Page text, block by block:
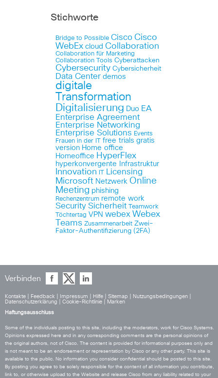
Stichworte
Bridge to Possible Cisco Cisco
WebEx cloud Collaboration
Collaboration für Marketing
Collaboration Tools Cyberattacken
Cybersecurity Cybersicherheit
Data Center demos
digitale
Transformation
Digitalisierung Duo EA
Enterprise Agreement
Enterprise Networking
Enterprise Solutions Events
Frauen in der IT free trials gratis
version Home office
Homeoffice HyperFlex
hyperkonvergente Infrastruktur
Innovation IT Licensing
Microsoft Netzwerk Online
Meeting phishing
Rechenzentrum remote work
Security Sicherheit Teamwork
Töchtertag VPN webex Webex
Teams Zusammenarbeit Zwei-
Faktor-Authentifizierung (2FA)
Verbinden
Kontakte Feedback Impressum Hilfe Sitemap Nutzungsbedingungen
Datenschutzerklärung
Cookie-Richtlinie
Marken
Haftungsausschluss
Some of the individuals posting to this site, including the moderators, work for Cisco Systems.
Opinions expressed here and in any corresponding comments are the personal opinions of
the original authors, not of Cisco. The content is provided for informational purposes only and
is not meant to be an endorsement or representation by Cisco or any other party. This site is
available to the public. No information you consider confidential should be posted to this site.
By posting you agree to be solely responsible for the content of all information you contribute,
link to, or otherwise upload to the Website and release Cisco from any liability related to your